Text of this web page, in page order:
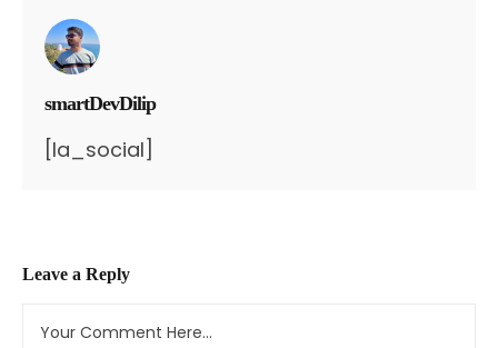
smartDevDilip
[la_social]
Leave a Reply